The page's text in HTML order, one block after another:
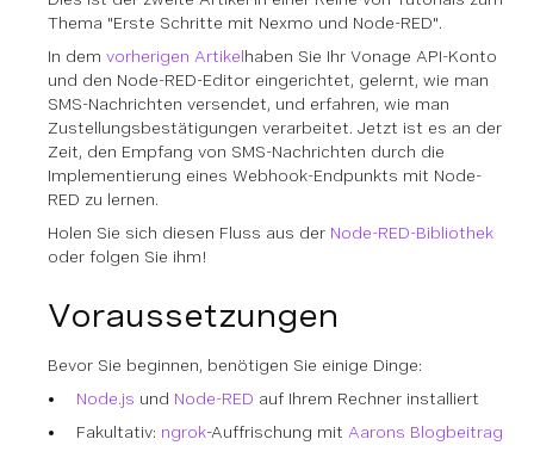
Thema "Erste Schritte mit Nexmo und Node-RED".
In dem vorherigen Artikelhaben Sie Ihr Vonage API-Konto
und den Node-RED-Editor eingerichtet, gelernt, wie man
SMS-Nachrichten versendet, und erfahren, wie man
Zustellungsbestätigungen verarbeitet. Jetzt ist es an der
Zeit, den Empfang von SMS-Nachrichten durch die
Implementierung eines Webhook-Endpunkts mit Node-
RED zu lernen.
Holen Sie sich diesen Fluss aus der Node-RED-Bibliothek
oder folgen Sie ihm!
Voraussetzungen
Bevor Sie beginnen, benötigen Sie einige Dinge:
Node.js und Node-RED auf Ihrem Rechner installiert
Fakultativ: ngrok-Auffrischung mit Aarons Blogbeitrag